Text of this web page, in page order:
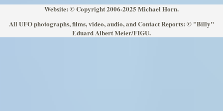
Website: © Copyright 2006-2025 Michael Horn.
All UFO photographs, films, video, audio, and Contact Reports: © "Billy"
Eduard Albert Meier/FIGU.